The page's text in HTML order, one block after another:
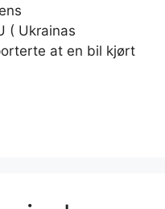
( Ukrainas
at en bil kjørt